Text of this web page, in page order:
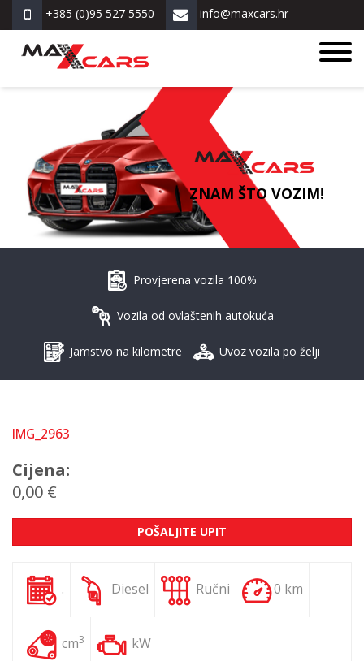
+385 (0)95 527 5550 info@maxcars.hr
ZNAM ŠTO VOZIM!
Provjerena vozila 100%
Vozila od ovlaštenih autokuća
Jamstvo na kilometre Uvoz vozila po želji
IMG_2963
Cijena:
0,00 €
POŠALJITE UPIT
. Diesel Ručni 0 km
cm3 kW